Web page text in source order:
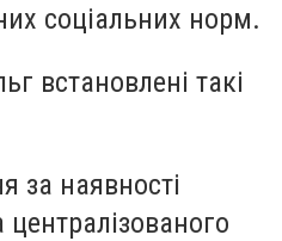
соціальних норм.
встановлені такі
за наявності
централізованого